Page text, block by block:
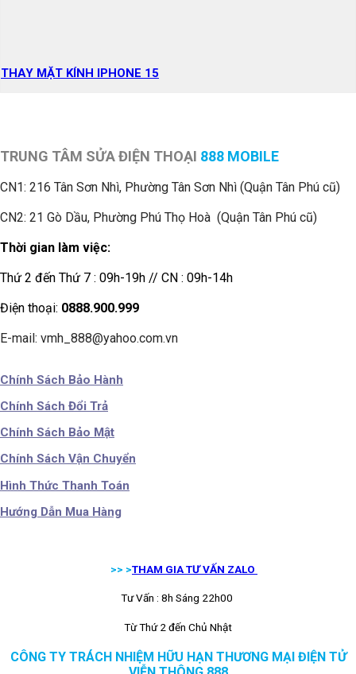
THAY MẶT KÍNH IPHONE 15
TRUNG TÂM SỬA ĐIỆN THOẠI 888 MOBILE
CN1: 216 Tân Sơn Nhì, Phường Tân Sơn Nhì (Quận Tân Phú cũ)
CN2: 21 Gò Dầu, Phường Phú Thọ Hoà (Quận Tân Phú cũ)
Thời gian làm việc:
Thứ 2 đến Thứ 7 : 09h-19h // CN : 09h-14h
Điện thoại: 0888.900.999
E-mail: vmh_888@yahoo.com.vn
Chính Sách Bảo Hành
Chính Sách Đổi Trả
Chính Sách Bảo Mật
Chính Sách Vận Chuyển
Hình Thức Thanh Toán
Hướng Dẫn Mua Hàng
>> >THAM GIA TƯ VẤN ZALO
Tư Vấn : 8h Sáng 22h00
Từ Thứ 2 đến Chủ Nhật
CÔNG TY TRÁCH NHIỆM HỮU HẠN THƯƠNG MẠI ĐIỆN TỬ